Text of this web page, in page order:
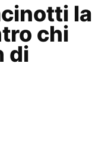
la
chi
di